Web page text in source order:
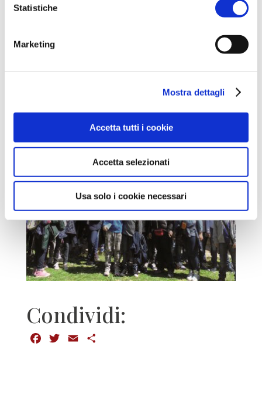
Statistiche
Marketing
Mostra dettagli
Accetta tutti i cookie
Accetta selezionati
Usa solo i cookie necessari
Condividi:
Facebook
Twitter
Email